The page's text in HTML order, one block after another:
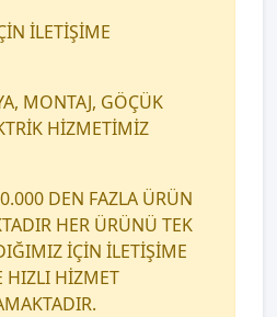
İLETİŞİME
MONTAJ, GÖÇÜK
HİZMETİMİZ
DEN FAZLA ÜRÜN
HER ÜRÜNÜ TEK
İÇİN İLETİŞİME
HIZLI HİZMET